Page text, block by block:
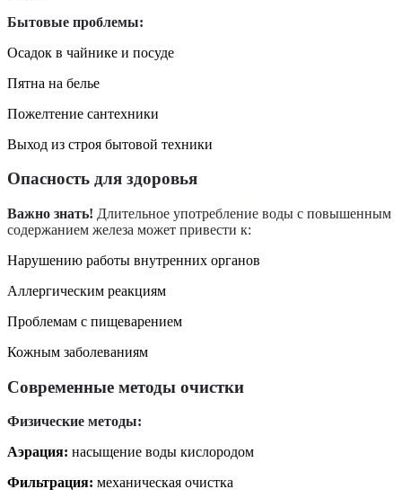
Бытовые проблемы:
Осадок в чайнике и посуде
Пятна на белье
Пожелтение сантехники
Выход из строя бытовой техники
Опасность для здоровья
Важно знать! Длительное употребление воды с повышенным
содержанием железа может привести к:
Нарушению работы внутренних органов
Аллергическим реакциям
Проблемам с пищеварением
Кожным заболеваниям
Современные методы очистки
Физические методы:
Аэрация: насыщение воды кислородом
Фильтрация: механическая очистка